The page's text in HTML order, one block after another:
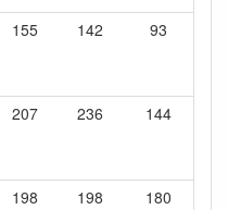
155 142 93
207 236 144
198 198 180